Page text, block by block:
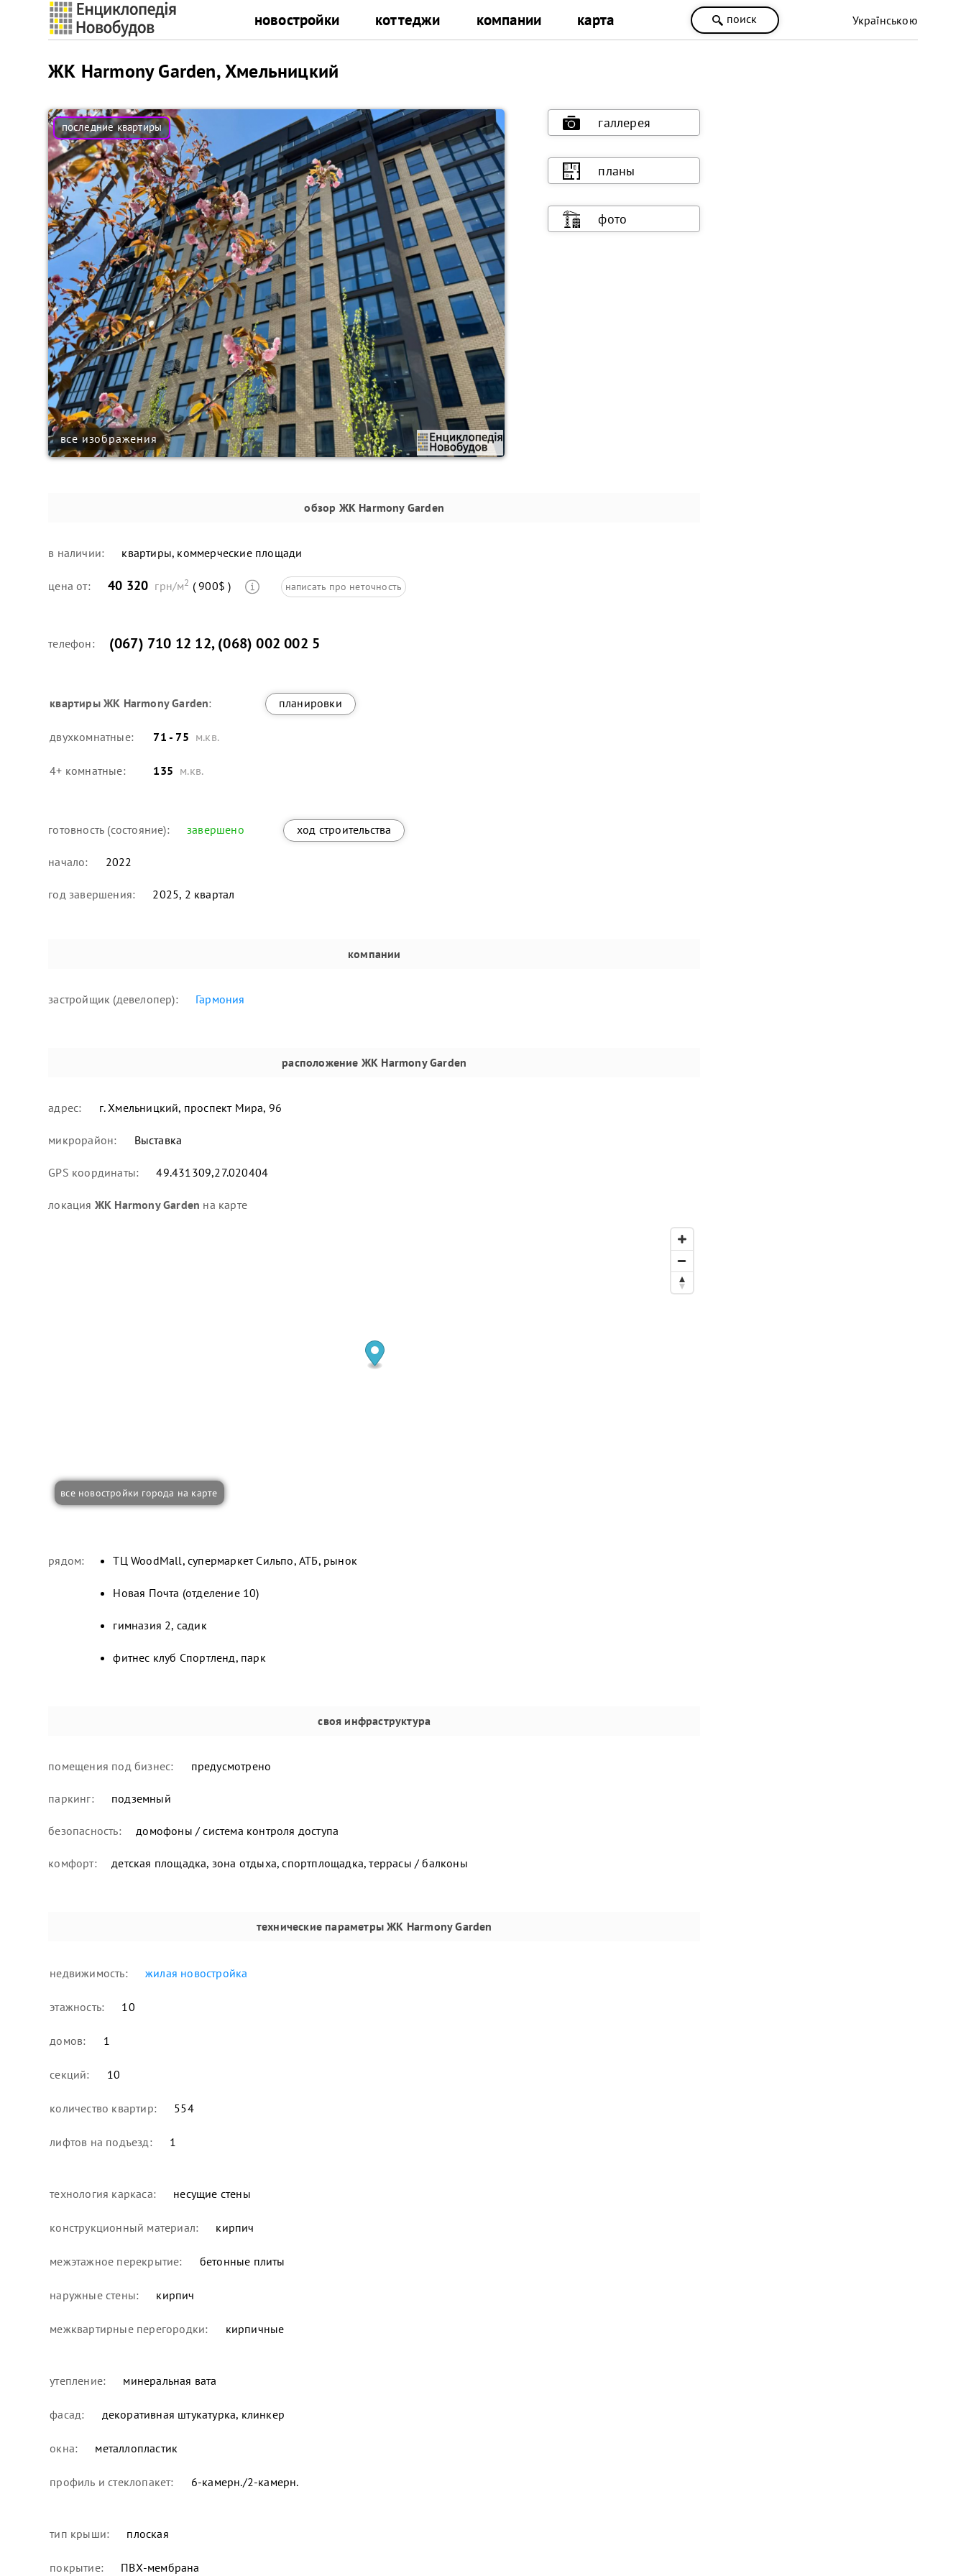
новостройки коттеджи компании карта поиск Українською
ЖК Harmony Garden, Хмельницкий
все изображения
галлерея
планы
фото
обзор ЖК Harmony Garden
в наличии: квартиры, коммерческие площади
цена от: 40 320 грн/м2 ( 900$ ) написать про неточность
телефон: (067) 710 12 12,(068) 002 002 5
квартирыЖК Harmony Garden: планировки
двухкомнатные: 71 - 75 м.кв.
4+ комнатные: 135 м.кв.
готовность (состояние): завершено ход строительства
начало: 2022
год завершения: 2025, 2 квартал
компании
застройщик (девелопер): Гармония
расположение ЖК Harmony Garden
адрес: г. Хмельницкий, проспект Мира, 96
микрорайон: Выставка
GPS координаты: 49.431309,27.020404
локация ЖК Harmony Garden на карте
все новостройки города на карте
рядом: ТЦ WoodMall, супермаркет Сильпо, АТБ, рынок
Новая Почта (отделение 10)
гимназия 2, садик
фитнес клуб Спортленд, парк
своя инфраструктура
помещения под бизнес: предусмотрено
паркинг: подземный
безопасность: домофоны / система контроля доступа
комфорт: детская площадка, зона отдыха, спортплощадка, террасы / балконы
технические параметры ЖК Harmony Garden
недвижимость: жилая новостройка
этажность: 10
домов: 1
секций: 10
количество квартир: 554
лифтов на подъезд: 1
технология каркаса: несущие стены
конструкционный материал: кирпич
межэтажное перекрытие: бетонные плиты
наружные стены: кирпич
межквартирные перегородки: кирпичные
утепление: минеральная вата
фасад: декоративная штукатурка, клинкер
окна: металлопластик
профиль и стеклопакет: 6-камерн./2-камерн.
тип крыши: плоская
покрытие: ПВХ-мембрана